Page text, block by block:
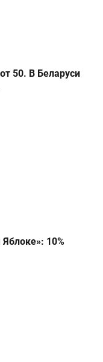
50. В Беларуси
10%